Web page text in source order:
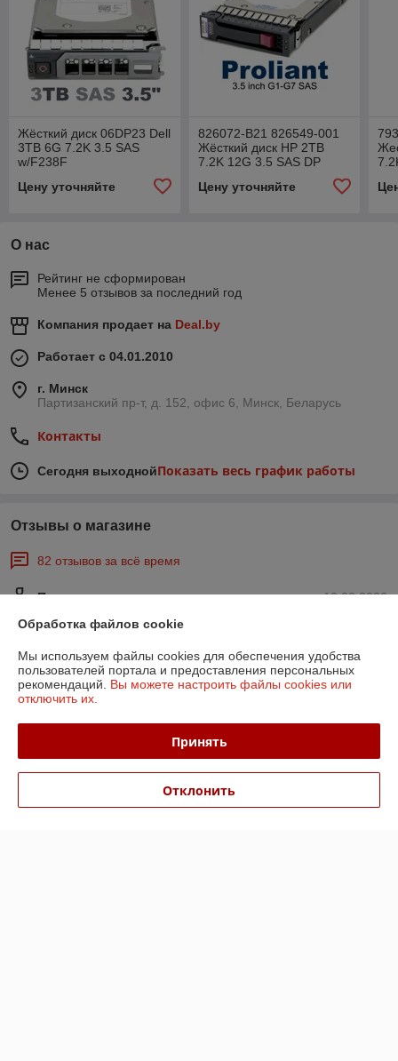
Жёсткий диск 06DP23 Dell
3TB 6G 7.2K 3.5 SAS
w/F238F
Цену уточняйте
826072-B21 826549-001
Жёсткий диск HP 2TB
7.2K 12G 3.5 SAS DP
Цену уточняйте
О нас
Рейтинг не сформирован
Менее 5 отзывов за последний год
Компания продает на Deal.by
Работает с 04.01.2010
г. Минск
Партизанский пр-т, д. 152, офис 6, Минск, Беларусь
Контакты
Сегодня выходнойПоказать весь график работы
Отзывы о магазине
82 отзывов за всё время
12.02.2026
Покупатель
Отлично
14.06.2024
Покупатель
Обработка файлов cookie
Мы используем файлы cookies для обеспечения удобства
пользователей портала и предоставления персональных
рекомендаций. Вы можете настроить файлы cookies или
отключить их.
Принять
Отклонить